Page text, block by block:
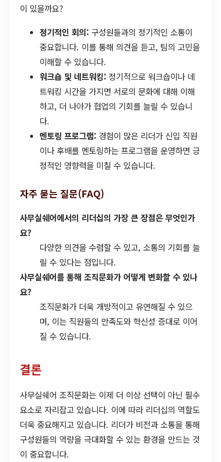
이 있을까요?
정기적인 회의: 구성원들과의 정기적인 소통이
중요합니다. 이를 통해 의견을 듣고, 팀의 고민을
이해할 수 있습니다.
워크숍 및 네트워킹: 정기적으로 워크숍이나 네
트워킹 시간을 가지면 서로의 문화에 대해 이해
하고, 더 나아가 협업의 기회를 늘릴 수 있습니
다.
멘토링 프로그램: 경험이 많은 리더가 신입 직원
이나 후배를 멘토링하는 프로그램을 운영하면 긍
정적인 영향력을 미칠 수 있습니다.
자주 묻는 질문(FAQ)
사무실쉐어에서의 리더십의 가장 큰 장점은 무엇인가
요?
다양한 의견을 수렴할 수 있고, 소통의 기회를 늘
릴 수 있다는 점입니다.
사무실쉐어를 통해 조직문화가 어떻게 변화할 수 있나
요?
조직문화가 더욱 개방적이고 유연해질 수 있으
며, 이는 직원들의 만족도와 혁신성 증대로 이어
질 수 있습니다.
결론
사무실쉐어 조직문화는 이제 더 이상 선택이 아닌 필수
요소로 자리잡고 있습니다. 이에 따라 리더십의 역할도
더욱 중요해지고 있습니다. 리더가 비전과 소통을 통해
구성원들의 역량을 극대화할 수 있는 환경을 만드는 것
이 중요합니다.